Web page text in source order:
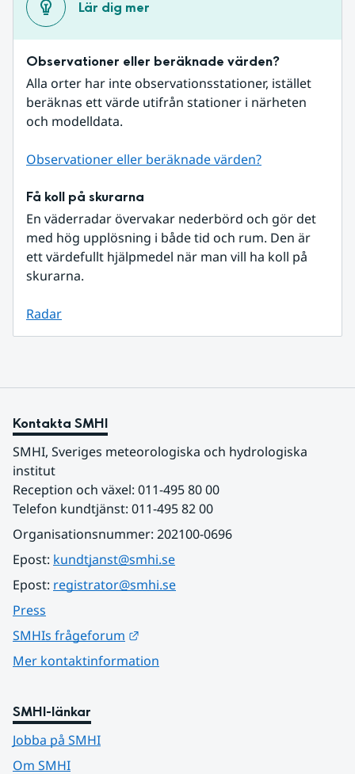
Lär dig mer
Observationer eller beräknade värden?
Alla orter har inte observationsstationer, istället
beräknas ett värde utifrån stationer i närheten
och modelldata.
Observationer eller beräknade värden?
Få koll på skurarna
En väderradar övervakar nederbörd och gör det
med hög upplösning i både tid och rum. Den är
ett värdefullt hjälpmedel när man vill ha koll på
skurarna.
Radar
Kontakta SMHI
SMHI, Sveriges meteorologiska och hydrologiska
institut
Reception och växel: 011-495 80 00
Telefon kundtjänst: 011-495 82 00
Organisationsnummer: 202100-0696
Epost: kundtjanst@smhi.se
Epost: registrator@smhi.se
Press
SMHIs frågeforum
Mer kontaktinformation
SMHI-länkar
Jobba på SMHI
Om SMHI